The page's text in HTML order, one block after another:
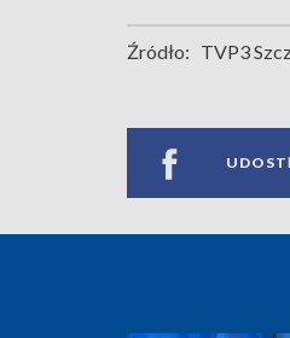
Źródło: TVP3